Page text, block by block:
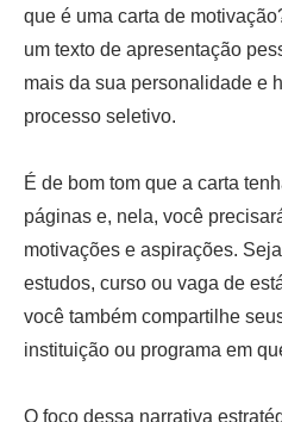
que é uma carta de
um texto de apresentação
mais da sua personalidade e
processo seletivo.
É de bom tom que a carta
páginas e, nela, você
motivações e aspirações.
estudos, curso ou vaga de
você também compartilhe
instituição ou programa em
O foco dessa narrativa